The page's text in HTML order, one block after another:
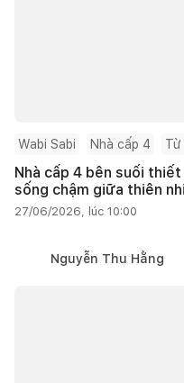
Wabi Sabi Nhà cấp 4 Từ
Nhà cấp 4 bên suối
sống chậm giữa thiên
27/06/2026, lúc 10:00
Nguyễn Thu Hằng